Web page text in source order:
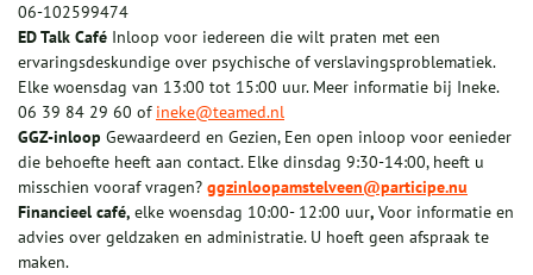
06-102599474
ED Talk Café Inloop voor iedereen die wilt praten met een
ervaringsdeskundige over psychische of verslavingsproblematiek.
Elke woensdag van 13:00 tot 15:00 uur. Meer informatie bij Ineke.
06 39 84 29 60 of ineke@teamed.nl
GGZ-inloop Gewaardeerd en Gezien, Een open inloop voor eenieder
die behoefte heeft aan contact. Elke dinsdag 9:30-14:00, heeft u
misschien vooraf vragen? ggzinloopamstelveen@participe.nu
Financieel café, elke woensdag 10:00- 12:00 uur, Voor informatie en
advies over geldzaken en administratie. U hoeft geen afspraak te
maken.